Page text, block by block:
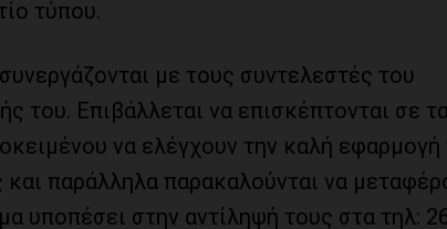
τύπου.
με τους συντελεστές του
του. Επιβάλλεται να επισκέπτονται σε
να ελέγχουν την καλή
παράλληλα παρακαλούνται να
υποπέσει στην αντίληψή τους στα τηλ: